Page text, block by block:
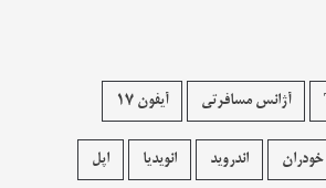
آژانس مسافرتی آیفون 17
خودران اندروید انویدیا اپل